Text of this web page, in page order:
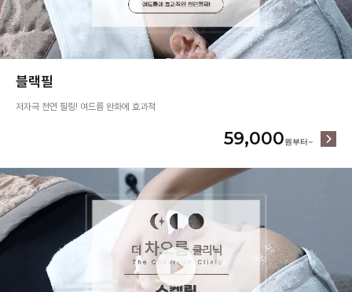
블랙필
저자극 천연 필링! 여드름 완화에 효과적
59,000